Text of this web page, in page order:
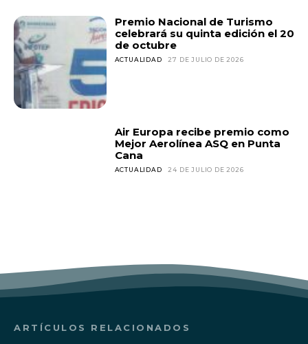
Premio Nacional de Turismo
celebrará su quinta edición el 20
de octubre
ACTUALIDAD 27 DE JULIO DE 2026
Air Europa recibe premio como
Mejor Aerolínea ASQ en Punta
Cana
ACTUALIDAD 24 DE JULIO DE 2026
ARTÍCULOS RELACIONADOS